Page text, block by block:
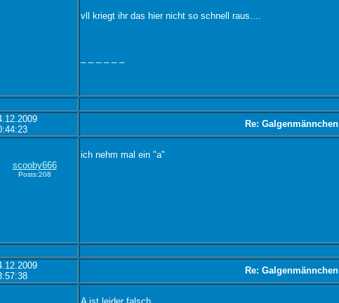
vll kriegt ihr das hier nicht so schnell raus....
Re: Galgenmännchen
scooby666
Posts:208
ich nehm mal ein "a"
Re: Galgenmännchen